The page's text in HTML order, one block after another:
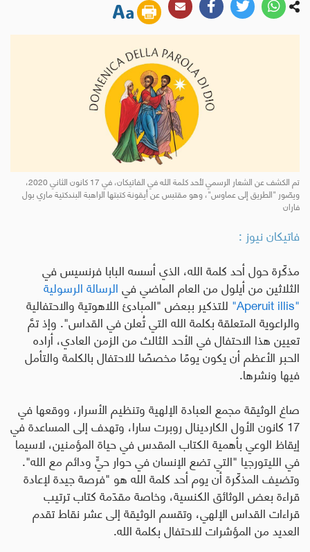
تم الكشف عن الشعار الرسمي لأحد كلمة الله في الفاتيكان، في 17 كانون الثاني 2020،
ويصّور "الطريق إلى عماوس"، وهو مقتبس عن أيقونة كتبتها الراهبة البندكتية ماري بول
فاران
فاتيكان نيوز :
مذكّرة حول أحد كلمة الله، الذي أسسه البابا فرنسيس في
الثلاثين من أيلول من العام الماضي فيالرسالة الرسولية
"
Aperuit illis
" للتذكير ببعض "المبادئ اللاهوتية والاحتفالية
والراعوية المتعلقة بكلمة الله التي تُعلن في القداس". وإذ تمَّ
تعيين هذا الاحتفال في الأحد الثالث من الزمن العادي، أراده
الحبر الأعظم أن يكون يومًا مخصصًا للاحتفال بالكلمة والتأمل
فيها ونشرها.
صاغ الوثيقة مجمع العبادة الإلهية وتنظيم الأسرار، ووقعها في
17 كانون الأول الكاردينال روبرت سارا، وتهدف إلى المساعدة في
إيقاظ الوعي بأهمية الكتاب المقدس في حياة المؤمنين، لاسيما
في الليتورجيا "التي تضع الإنسان في حوار حيٍّ ودائم مع الله".
وتضيف المذكّرة أن يوم أحد كلمة الله هو "فرصة جيدة لإعادة
قراءة بعض الوثائق الكنسية، وخاصة مقدّمة كتاب ترتيب
قراءات القداس الإلهي، وتقسم الوثيقة إلى عشر نقاط تقدم
العديد من المؤشرات للاحتفال بكلمة الله.